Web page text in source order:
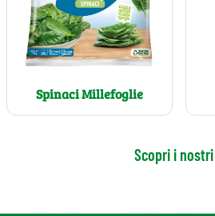
Spinaci Millefoglie
Scopri i